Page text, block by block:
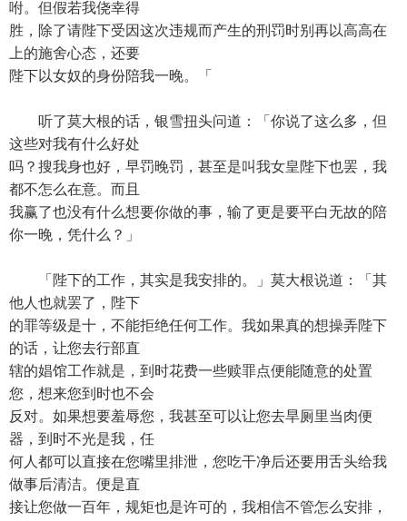
咐。但假若我侥幸得
胜，除了请陛下受因这次违规而产生的刑罚时别再以高高在
上的施舍心态，还要
陛下以女奴的身份陪我一晚。「
听了莫大根的话，银雪扭头问道：「你说了这么多，但
这些对我有什么好处
吗？搜我身也好，早罚晚罚，甚至是叫我女皇陛下也罢，我
都不怎么在意。而且
我赢了也没有什么想要你做的事，输了更是要平白无故的陪
你一晚，凭什么？」
「陛下的工作，其实是我安排的。」莫大根说道：「其
他人也就罢了，陛下
的罪等级是十，不能拒绝任何工作。我如果真的想操弄陛下
的话，让您去行部直
辖的娼馆工作就是，到时花费一些赎罪点便能随意的处置
您，想来您到时也不会
反对。如果想要羞辱您，我甚至可以让您去旱厕里当肉便
器，到时不光是我，任
何人都可以直接在您嘴里排泄，您吃干净后还要用舌头给我
做事后清洁。便是直
接让您做一百年，规矩也是许可的，我相信不管怎么安排，